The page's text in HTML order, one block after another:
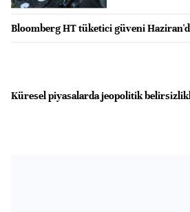
Bloomberg HT tüketici güveni
Küresel piyasalarda jeopolitik